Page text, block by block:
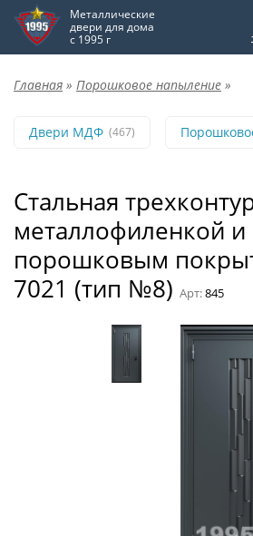
Металлические
двери для дома
с 1995 г
Главная » Порошковое напыление »
Двери МДФ (467)
Стальная
металлофиленкой и
порошковым
7021 (тип №8) Арт:845